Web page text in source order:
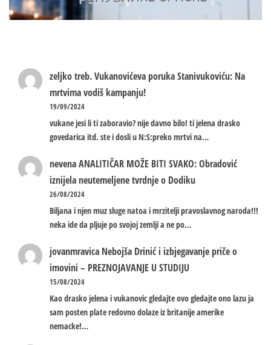
zeljko treb.Vukanovićeva poruka Stanivukoviću: Na
mrtvima vodiš kampanju!
19/09/2024
vukane jesi li ti zaboravio? nije davno bilo! ti jelena drasko
govedarica itd. ste i dosli u N:S:preko mrtvi na…
nevenaANALITIČAR MOŽE BITI SVAKO: Obradović
iznijela neutemeljene tvrdnje o Dodiku
26/08/2024
Biljana i njen muz sluge natoa i mrzitelji pravoslavnog naroda!!!
neka ide da pljuje po svojoj zemlji a ne po…
jovanmravica Nebojša Drinić i izbjegavanje priče o
imovini – PREZNOJAVANJE U STUDIJU
15/08/2024
Kao drasko jelena i vukanovic gledajte ovo gledajte ono lazu ja
sam posten plate redovno dolaze iz britanije amerike
nemacke!…